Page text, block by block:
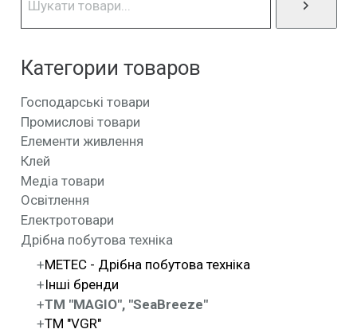
Категории товаров
Господарські товари
Промислові товари
Елементи живлення
Клей
Медіа товари
Освітлення
Електротовари
Дрібна побутова техніка
METEC - Дрібна побутова техніка
Інші бренди
ТМ "MAGIO", "SeaBreeze"
ТМ "VGR"